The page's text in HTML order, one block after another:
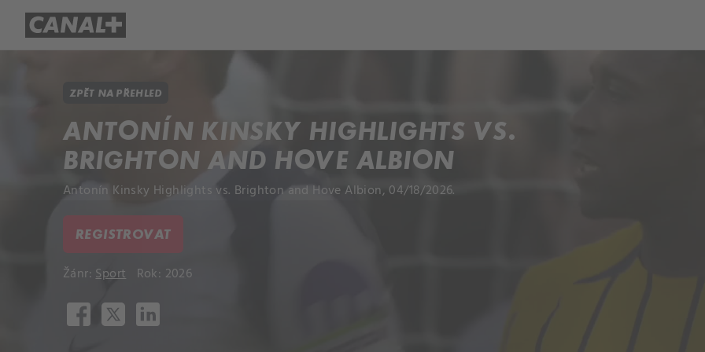
ZPĚT NA PŘEHLED
ANTONÍN KINSKY HIGHLIGHTS VS.
BRIGHTON AND HOVE ALBION
Antonín Kinsky Highlights vs. Brighton and Hove Albion, 04/18/2026.
REGISTROVAT
Žánr: Sport Rok: 2026